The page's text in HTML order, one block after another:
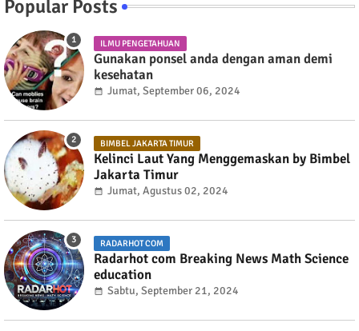
Popular Posts
ILMU PENGETAHUAN
Gunakan ponsel anda dengan aman demi
kesehatan
Jumat, September 06, 2024
BIMBEL JAKARTA TIMUR
Kelinci Laut Yang Menggemaskan by Bimbel
Jakarta Timur
Jumat, Agustus 02, 2024
RADARHOT COM
Radarhot com Breaking News Math Science
education
Sabtu, September 21, 2024